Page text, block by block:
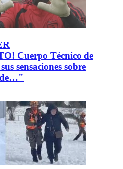
Cuerpo Técnico de
sensaciones sobre
de…"